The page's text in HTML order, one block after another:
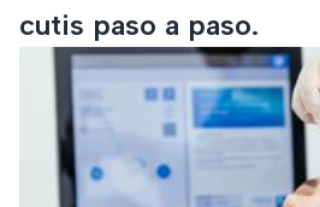
cutis paso a paso.